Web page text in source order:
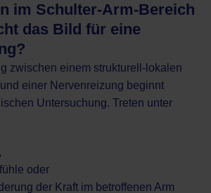
im Schulter-Arm-Bereich
das Bild für eine
zwischen einem strukturell-lokalen
einer Nervenreizung beginnt
Untersuchung. Treten unter
oder
der Kraft im betroffenen Arm